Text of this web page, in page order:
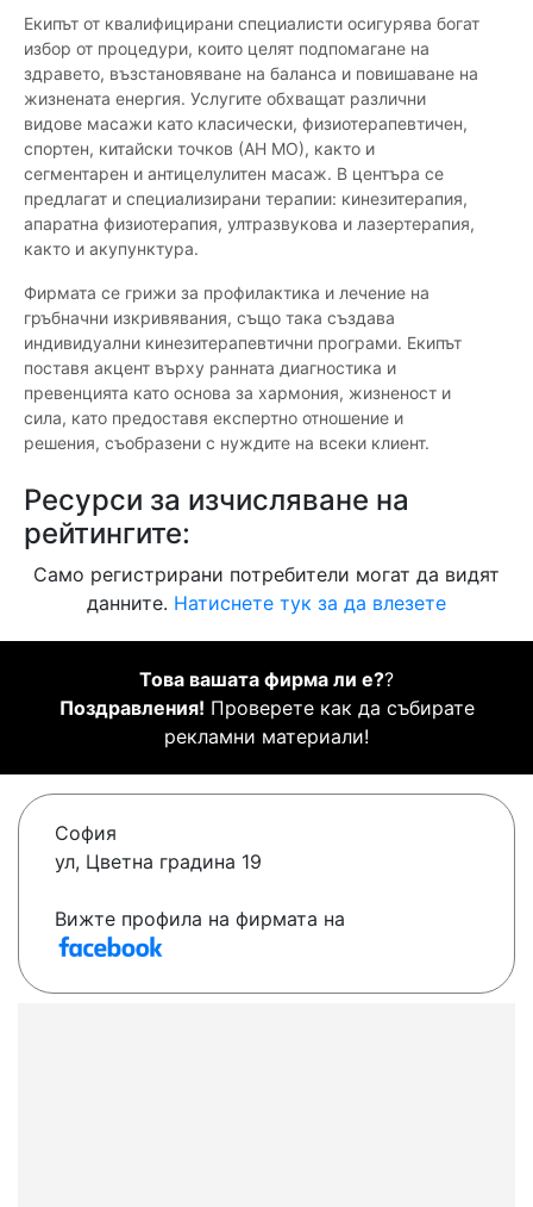
Екипът от квалифицирани специалисти осигурява богат
избор от процедури, които целят подпомагане на
здравето, възстановяване на баланса и повишаване на
жизнената енергия. Услугите обхващат различни
видове масажи като класически, физиотерапевтичен,
спортен, китайски точков (АН МО), както и
сегментарен и антицелулитен масаж. В центъра се
предлагат и специализирани терапии: кинезитерапия,
апаратна физиотерапия, ултразвукова и лазертерапия,
както и акупунктура.
Фирмата се грижи за профилактика и лечение на
гръбначни изкривявания, също така създава
индивидуални кинезитерапевтични програми. Екипът
поставя акцент върху ранната диагностика и
превенцията като основа за хармония, жизненост и
сила, като предоставя експертно отношение и
решения, съобразени с нуждите на всеки клиент.
Ресурси за изчисляване на
рейтингите:
Само регистрирани потребители могат да видят
данните. Натиснете тук за да влезете
Това вашата фирма ли е??
Поздравления! Проверете как да събирате
рекламни материали!
София
ул, Цветна градина 19
Вижте профила на фирмата на